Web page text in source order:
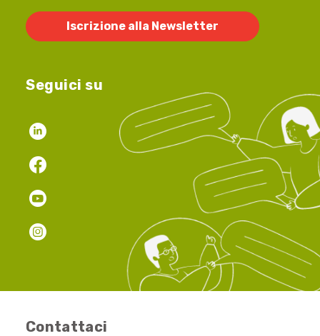
Iscrizione alla Newsletter
Seguici su
Contattaci